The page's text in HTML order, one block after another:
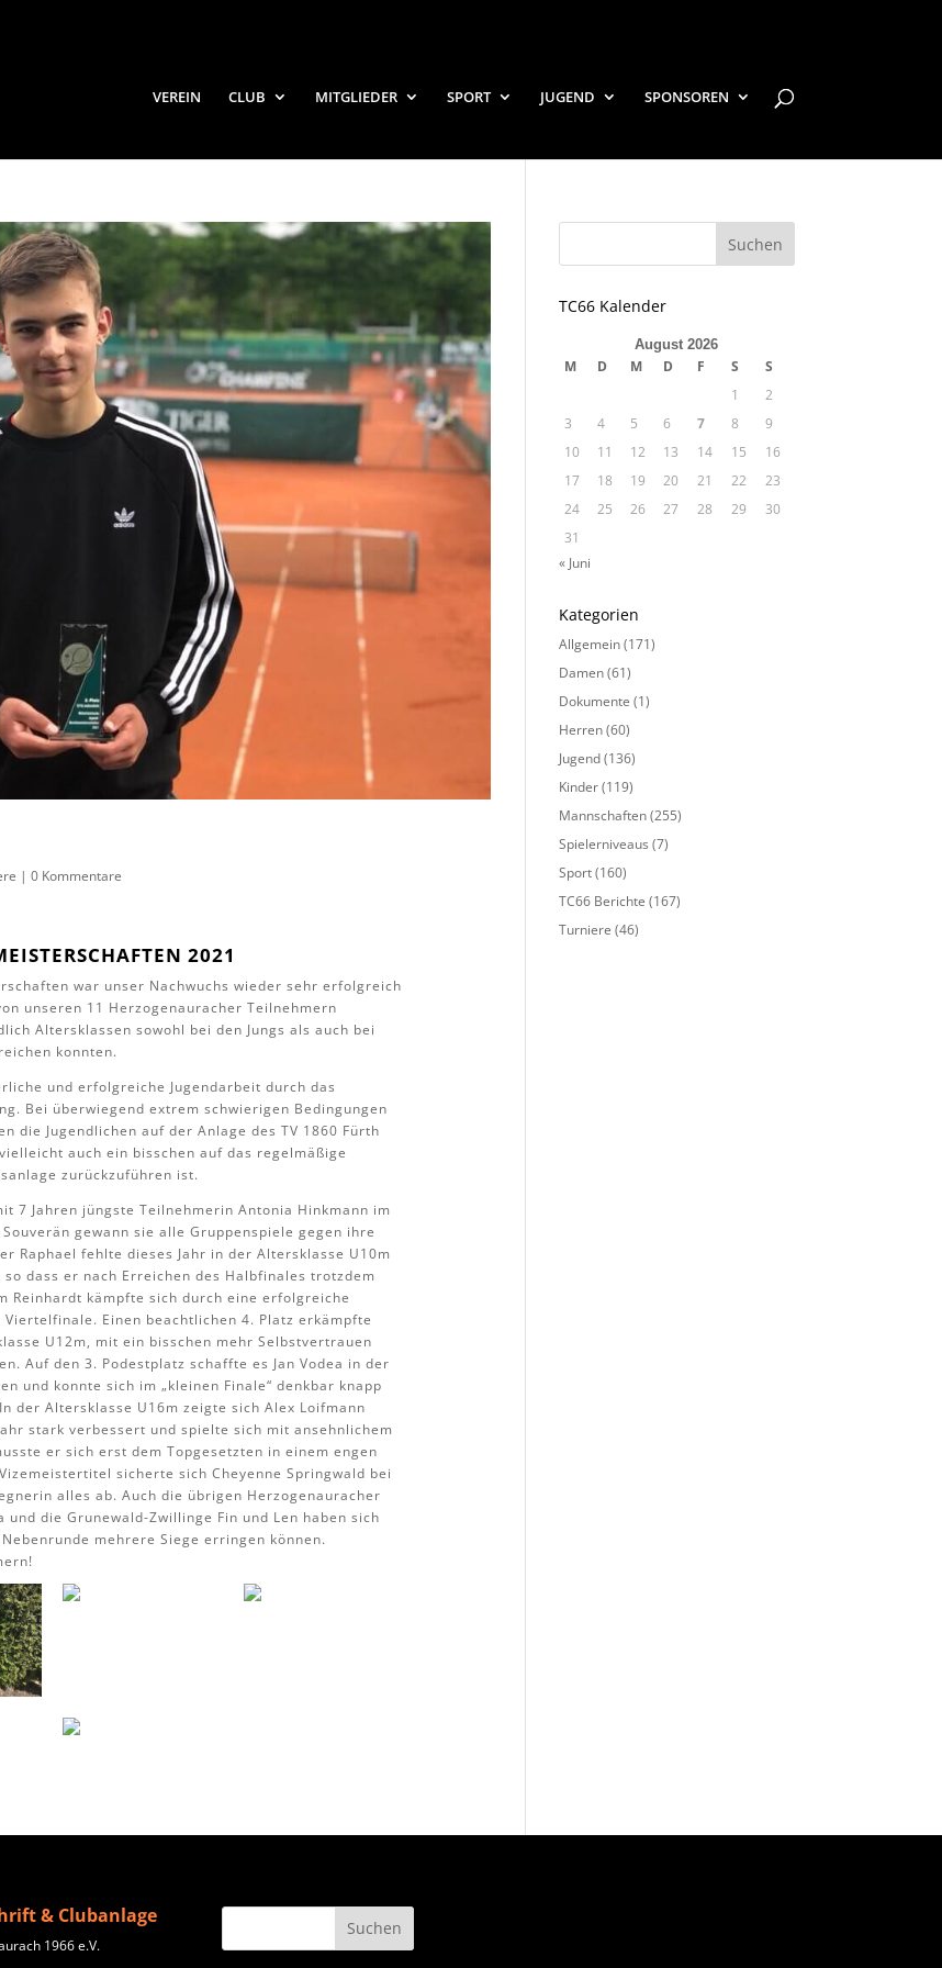
VEREIN CLUB MITGLIEDER SPORT JUGEND SPONSOREN
|0 Kommentare
2021
war unser Nachwuchs wieder sehr erfolgreich
unseren 11 Herzogenauracher Teilnehmern
Altersklassen sowohl bei den Jungs als auch bei
konnten.
und erfolgreiche Jugendarbeit durch das
Bei überwiegend extrem schwierigen Bedingungen
die Jugendlichen auf der Anlage des TV 1860 Fürth
auch ein bisschen auf das regelmäßige
zurückzuführen ist.
7 Jahren jüngste Teilnehmerin Antonia Hinkmann im
gewann sie alle Gruppenspiele gegen ihre
Raphael fehlte dieses Jahr in der Altersklasse U10m
dass er nach Erreichen des Halbfinales trotzdem
Reinhardt kämpfte sich durch eine erfolgreiche
Einen beachtlichen 4. Platz erkämpfte
U12m, mit ein bisschen mehr Selbstvertrauen
Auf den 3. Podestplatz schaffte es Jan Vodea in der
und konnte sich im „kleinen Finale“ denkbar knapp
der Altersklasse U16m zeigte sich Alex Loifmann
stark verbessert und spielte sich mit ansehnlichem
er sich erst dem Topgesetzten in einem engen
sicherte sich Cheyenne Springwald bei
alles ab. Auch die übrigen Herzogenauracher
die Grunewald-Zwillinge Fin und Len haben sich
mehrere Siege erringen können.
TC66 Kalender
August 2026
M D M D F S
S
1
2
3
4 5 6 7 8
9
10
11 12 13 14 15
16
17
18 19 20 21 22
23
24
25 26 27 28 29
30
31
« Juni
Kategorien
Allgemein(171)
Damen(61)
Dokumente (1)
Herren(60)
Jugend(136)
Kinder(119)
Mannschaften(255)
Spielerniveaus (7)
Sport(160)
TC66 Berichte (167)
Turniere (46)
& Clubanlage
1966 e.V.